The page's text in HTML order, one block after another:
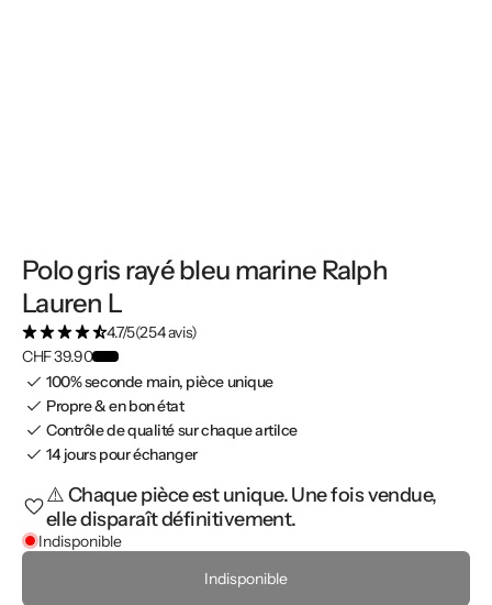
Polo gris rayé bleu marine Ralph
Lauren L
4.7/5(254 avis)
CHF 39.90
100% seconde main, pièce unique
Propre & en bon état
Contrôle de qualité sur chaque artilce
14 jours pour échanger
⚠️ Chaque pièce est unique. Une fois vendue,
elle disparaît définitivement.
Indisponible
Indisponible